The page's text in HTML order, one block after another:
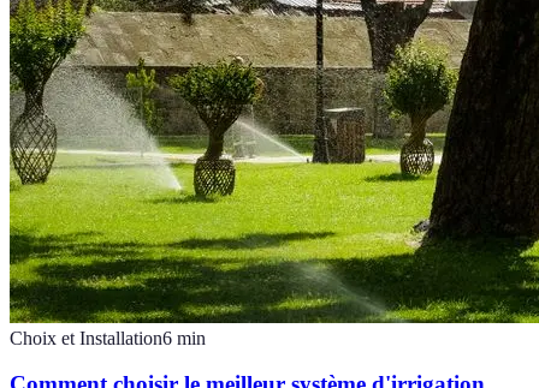
Choix et Installation6 min